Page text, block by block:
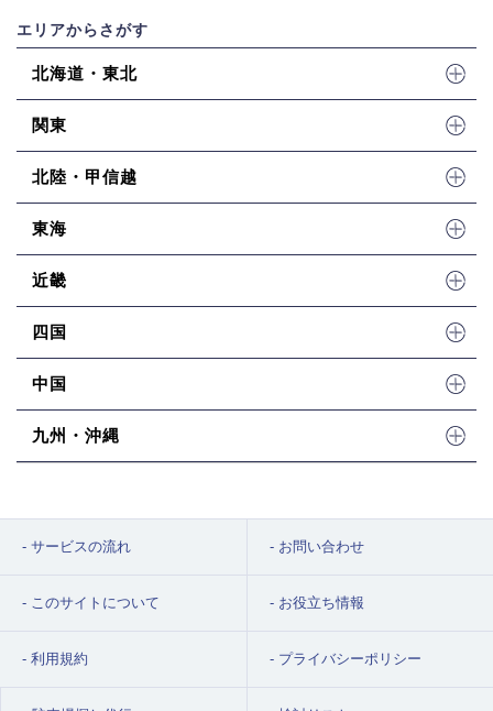
エリアからさがす
北海道・東北
関東
北陸・甲信越
東海
近畿
四国
中国
九州・沖縄
サービスの流れ お問い合わせ
このサイトについて お役立ち情報
利用規約 プライバシーポリシー